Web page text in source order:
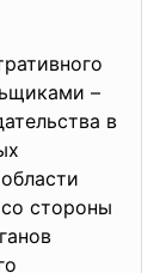
–
в
стороны